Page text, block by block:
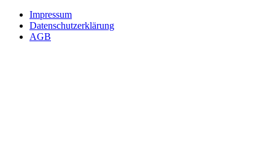
Impressum
Datenschutzerklärung
AGB